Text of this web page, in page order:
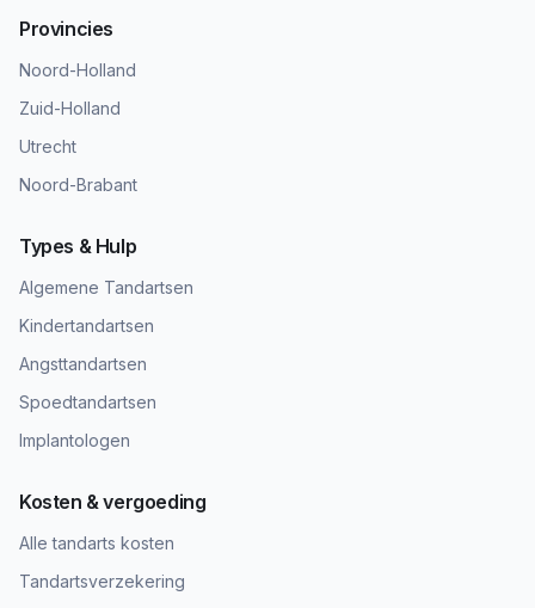
Provincies
Noord-Holland
Zuid-Holland
Utrecht
Noord-Brabant
Types & Hulp
Algemene Tandartsen
Kindertandartsen
Angsttandartsen
Spoedtandartsen
Implantologen
Kosten & vergoeding
Alle tandarts kosten
Tandartsverzekering